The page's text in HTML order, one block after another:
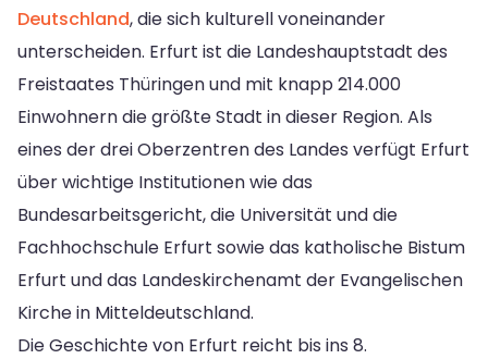
Deutschland, die sich kulturell voneinander
unterscheiden. Erfurt ist die Landeshauptstadt des
Freistaates Thüringen und mit knapp 214.000
Einwohnern die größte Stadt in dieser Region. Als
eines der drei Oberzentren des Landes verfügt Erfurt
über wichtige Institutionen wie das
Bundesarbeitsgericht, die Universität und die
Fachhochschule Erfurt sowie das katholische Bistum
Erfurt und das Landeskirchenamt der Evangelischen
Kirche in Mitteldeutschland.
Die Geschichte von Erfurt reicht bis ins 8.